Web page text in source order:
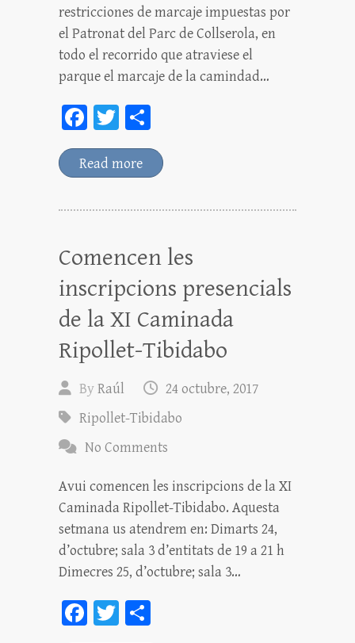
restricciones de marcaje impuestas por
el Patronat del Parc de Collserola, en
todo el recorrido que atraviese el
parque el marcaje de la camindad…
Fa
ce
bo
T
wi
tt
o
m
rt
ei
x
Read more
Comencen les
inscripcions presencials
de la XI Caminada
Ripollet-Tibidabo
ByRaúl
24 octubre, 2017
Ripollet-Tibidabo
No Comments
Avui comencen les inscripcions de la XI
Caminada Ripollet-Tibidabo. Aquesta
setmana us atendrem en: Dimarts 24,
d’octubre; sala 3 d’entitats de 19 a 21 h
Dimecres 25, d’octubre; sala 3…
Fa T